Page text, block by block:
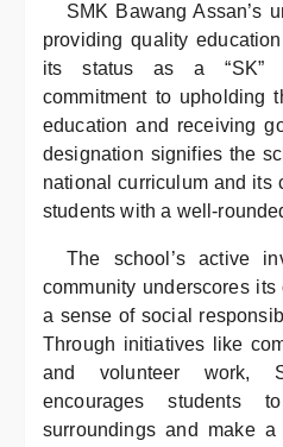
SMK Bawang Assan’s
providing quality
its status as a “SK”
commitment to upholding
education and receiving
designation signifies the
national curriculum and its
students with a well-
The school’s active
community underscores
a sense of social
Through initiatives like
and volunteer work,
encourages students
surroundings and make